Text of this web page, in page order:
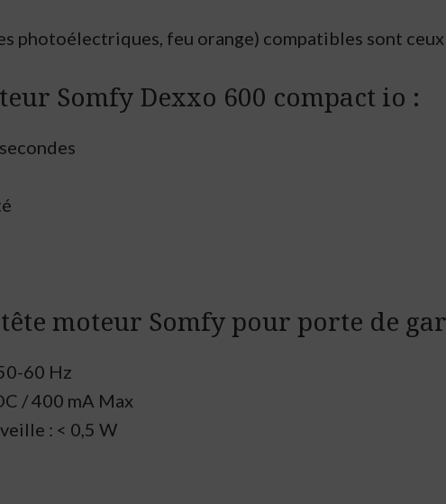
photoélectriques, feu orange) compatibles sont
Somfy Dexxo 600 compact io :
moteur Somfy pour porte de
60 Hz
/ 400 mA Max
: < 0,5 W